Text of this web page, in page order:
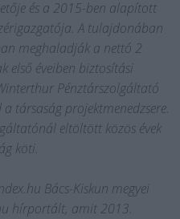
és a 2015-ben alapított
A tulajdonában
meghaladják a nettó 2
éveiben biztosítási
Pénztárszolgáltató
társaság projektmenedzsere.
eltöltött közös évek
köti.
Bács-Kiskun megyei
hírportált, amit 2013.